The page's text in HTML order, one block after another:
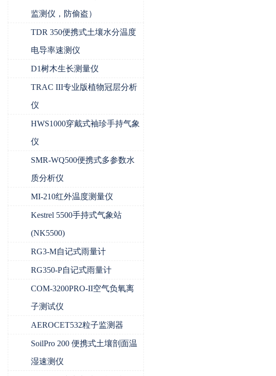
监测仪，防偷盗）
TDR 350便携式土壤水分温度
电导率速测仪
D1树木生长测量仪
TRAC III专业版植物冠层分析
仪
HWS1000穿戴式袖珍手持气象
仪
SMR-WQ500便携式多参数水
质分析仪
MI-210红外温度测量仪
Kestrel 5500手持式气象站
(NK5500)
RG3-M自记式雨量计
RG350-P自记式雨量计
COM-3200PRO-II空气负氧离
子测试仪
AEROCET532粒子监测器
SoilPro 200 便携式土壤剖面温
湿速测仪